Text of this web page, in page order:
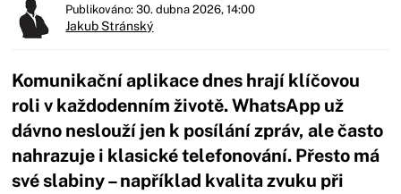
Publikováno: 30. dubna 2026, 14:00
Jakub Stránský
Komunikační aplikace dnes hrají klíčovou
roli v každodenním životě. WhatsApp už
dávno neslouží jen k posílání zpráv, ale často
nahrazuje i klasické telefonování. Přesto má
své slabiny – například kvalita zvuku při